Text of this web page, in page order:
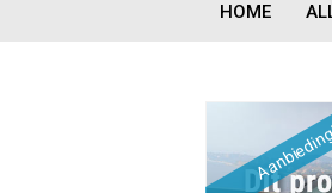
HOME